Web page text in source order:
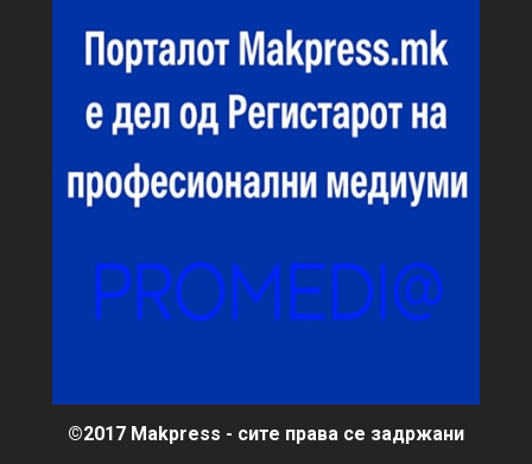
©2017 Makpress - сите права се задржани